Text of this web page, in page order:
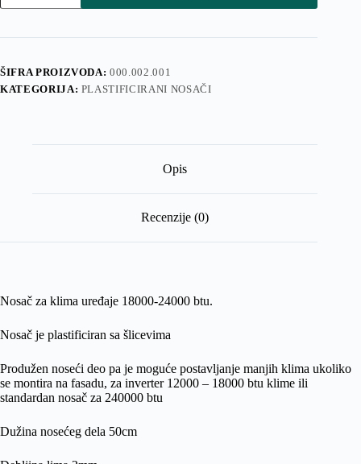
klimu
24
50cm
količina
ŠIFRA PROIZVODA:000.002.001
KATEGORIJA: PLASTIFICIRANI NOSAČI
Opis
Recenzije (0)
Nosač za klima uređaje 18000-24000 btu.
Nosač je plastificiran sa šlicevima
Produžen noseći deo pa je moguće postavljanje manjih klima ukoliko
se montira na fasadu, za inverter 12000 – 18000 btu klime ili
standardan nosač za 240000 btu
Dužina nosećeg dela 50cm